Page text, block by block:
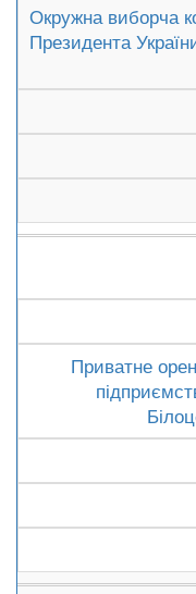
Окружна виборча
Президента
Приватне